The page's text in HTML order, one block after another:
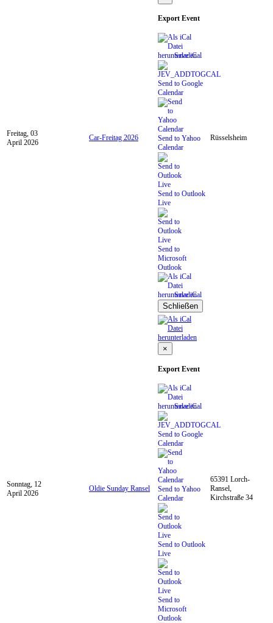
Freitag, 03
April 2026
Car-Freitag 2026
Export Event
Save iCal
Send to Google
Calendar
Send to Yahoo
Calendar
Send to Outlook
Live
Send to
Microsoft
Outlook
Save iCal
Schließen
Rüsselsheim
Sonntag, 12
April 2026
Oldie Sunday Ransel
×
Export Event
Save iCal
Send to Google
Calendar
Send to Yahoo
Calendar
Send to Outlook
Live
Send to
Microsoft
Outlook
65391 Lorch-
Ransel,
Kirchstraße 34